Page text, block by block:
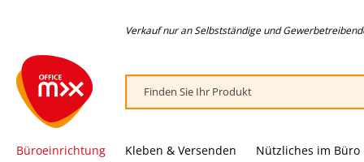
Verkauf nur an Selbstständige und
Büroeinrichtung Kleben & Versenden Nützliches im Büro